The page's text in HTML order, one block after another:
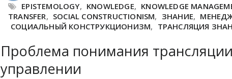
EPISTEMOLOGY, KNOWLEDGE, KNOWLEDGE
TRANSFER, SOCIAL CONSTRUCTIONISM, ЗНАНИЕ,
СОЦИАЛЬНЫЙ КОНСТРУКЦИОНИЗМ, ТРАНСЛЯЦИЯ
Проблема понимания
управлении